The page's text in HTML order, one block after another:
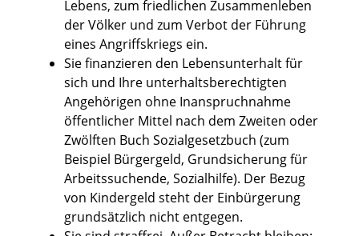
Lebens, zum friedlichen Zusammenleben
der Völker und zum Verbot der Führung
eines Angriffskriegs ein.
Sie finanzieren den Lebensunterhalt für
sich und Ihre unterhaltsberechtigten
Angehörigen ohne Inanspruchnahme
öffentlicher Mittel nach dem Zweiten oder
Zwölften Buch Sozialgesetzbuch (zum
Beispiel Bürgergeld, Grundsicherung für
Arbeitssuchende, Sozialhilfe). Der Bezug
von Kindergeld steht der Einbürgerung
grundsätzlich nicht entgegen.